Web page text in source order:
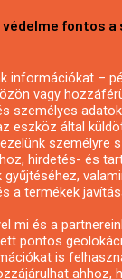
szervezeteknek
vagy
védelme fontos a
információkat –
vagy
személyes
eszköz által
személyre
hirdetés- és
a termékek
mi és a
pontos
is
ahhoz,